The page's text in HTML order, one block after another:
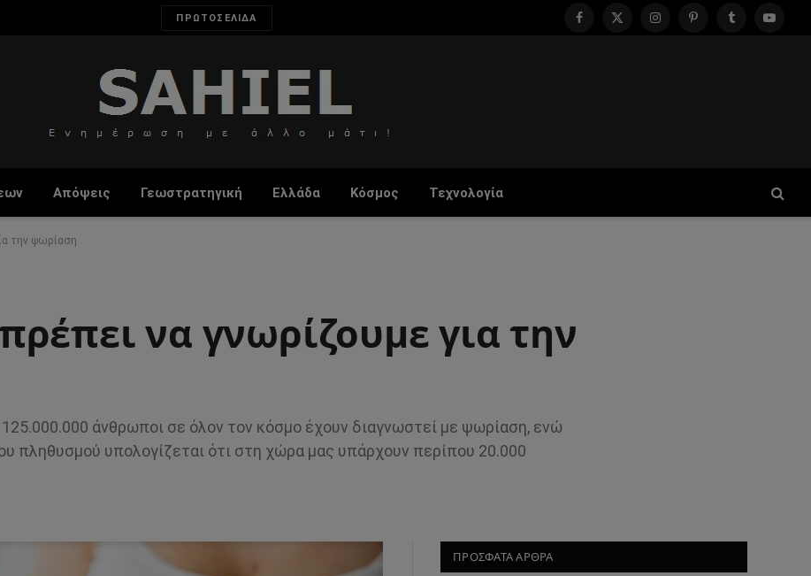
ΠΡΩΤΟΣΕΛΙΔΑ
Facebook
X
InstagramPinterestTumblr
Απόψεις Γεωστρατηγική Ελλάδα Κόσμος Τεχνολογία
την ψωρίαση
να γνωρίζουμε για την
άνθρωποι σε όλον τον κόσμο έχουν διαγνωστεί με ψωρίαση, ενώ
πληθυσμού υπολογίζεται ότι στη χώρα μας υπάρχουν περίπου 20.000
ΠΡΟΣΦΑΤΑ ΑΡΘΡΑ